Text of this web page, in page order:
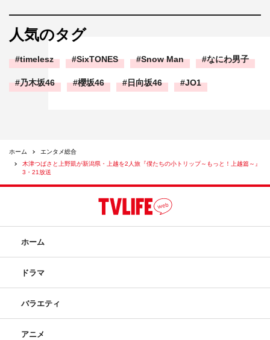
人気のタグ
timelesz SixTONES Snow Man なにわ男子
乃木坂46 櫻坂46 日向坂46 JO1
ホーム
エンタメ総合
木津つばさと上野凱が新潟県・上越を2人旅『僕たちの小トリップ～もっと！上越篇～』
3・21放送
ホーム
ドラマ
バラエティ
アニメ